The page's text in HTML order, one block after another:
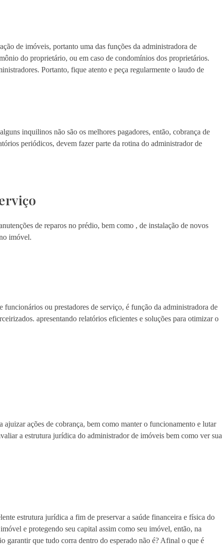
de imóveis, portanto uma das funções da administradora de
do proprietário, ou em caso de condomínios dos proprietários.
Portanto, fique atento e peça regularmente o laudo de
inquilinos não são os melhores pagadores, então, cobrança de
periódicos, devem fazer parte da rotina do administrador de
de reparos no prédio, bem como , de instalação de novos
imóvel.
ou prestadores de serviço, é função da administradora de
apresentando relatórios eficientes e soluções para otimizar o
ações de cobrança, bem como manter o funcionamento e lutar
a estrutura jurídica do administrador de imóveis bem como ver sua
estrutura jurídica a fim de preservar a saúde financeira e física do
e protegendo seu capital assim como seu imóvel, então, na
garantir que tudo corra dentro do esperado não é? Afinal o que é